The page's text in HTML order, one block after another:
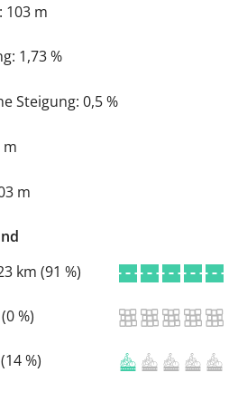
103 m
1,73 %
Steigung: 0,5 %
m
m
km (91 %)
%)
%)